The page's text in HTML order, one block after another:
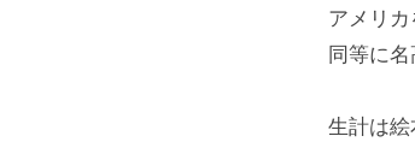
アメリ
同等に名
生計は